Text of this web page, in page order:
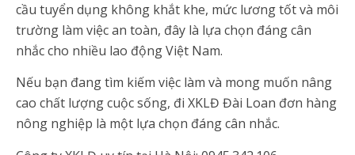
cầu tuyển dụng không khắt khe, mức lương tốt và môi
trường làm việc an toàn, đây là lựa chọn đáng cân
nhắc cho nhiều lao động Việt Nam.
Nếu bạn đang tìm kiếm việc làm và mong muốn nâng
cao chất lượng cuộc sống, đi XKLĐ Đài Loan đơn hàng
nông nghiệp là một lựa chọn đáng cân nhắc.